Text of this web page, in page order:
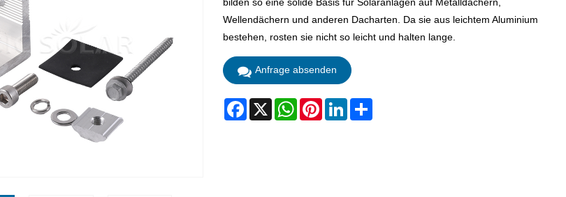
bilden so eine solide Basis für Solaranlagen auf Metalldächern,
Wellendächern und anderen Dacharten. Da sie aus leichtem Aluminium
bestehen, rosten sie nicht so leicht und halten lange.
Anfrage absenden
Facebook
X WhatsAppPinterestLinkedInShare